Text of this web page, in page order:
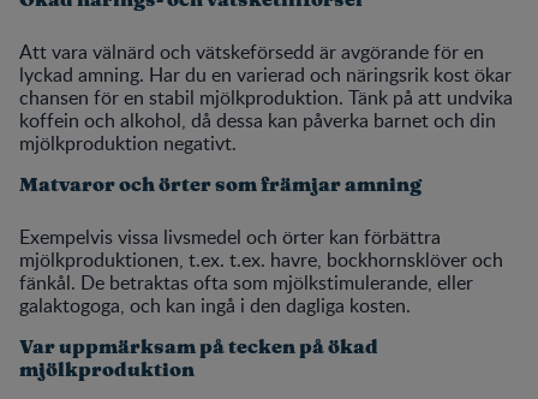
Att vara välnärd och vätskeförsedd är avgörande för en
lyckad amning. Har du en varierad och näringsrik kost ökar
chansen för en stabil mjölkproduktion. Tänk på att undvika
koffein och alkohol, då dessa kan påverka barnet och din
mjölkproduktion negativt.
Matvaror och örter som främjar amning
Exempelvis vissa livsmedel och örter kan förbättra
mjölkproduktionen, t.ex. t.ex. havre, bockhornsklöver och
fänkål. De betraktas ofta som mjölkstimulerande, eller
galaktogoga, och kan ingå i den dagliga kosten.
Var uppmärksam på tecken på ökad
mjölkproduktion